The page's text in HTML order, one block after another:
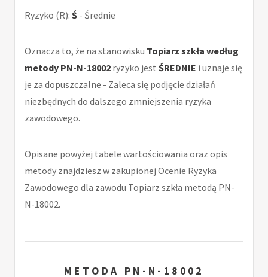
Ryzyko (R): Ś - Średnie
Oznacza to, że na stanowisku Topiarz szkła według
metody PN-N-18002 ryzyko jest ŚREDNIE i uznaje się
je za dopuszczalne - Zaleca się podjęcie działań
niezbędnych do dalszego zmniejszenia ryzyka
zawodowego.
Opisane powyżej tabele wartościowania oraz opis
metody znajdziesz w zakupionej Ocenie Ryzyka
Zawodowego dla zawodu Topiarz szkła metodą PN-
N-18002.
METODA PN-N-18002